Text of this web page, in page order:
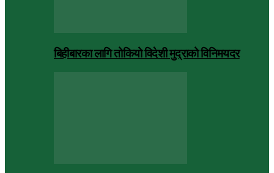
बिहीबारका लागि तोकियो विदेशी मुद्राको विनिमयदर